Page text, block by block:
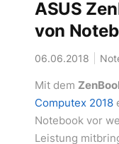
ASUS
von
06.06.2018
Mit dem
Computex 2018
Notebook vor
Leistung